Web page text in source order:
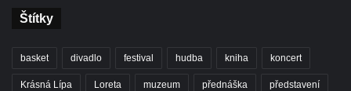
Štítky
basket divadlo festival hudba kniha koncert
Krásná Lípa Loreta muzeum přednáška představení